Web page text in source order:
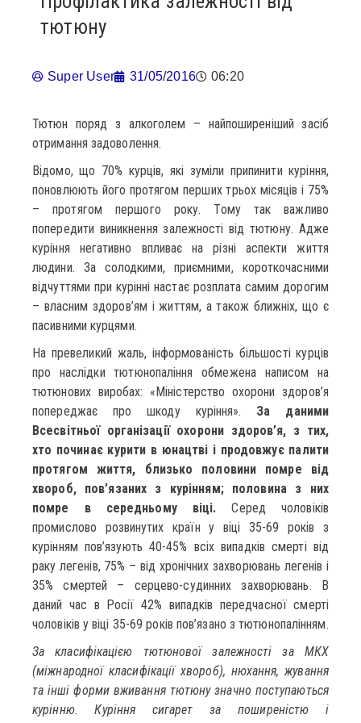
тютюну
Super User 31/05/2016 06:20
Тютюн поряд з алкоголем – найпоширеніший засіб
отримання задоволення.
Відомо, що 70% курців, які зуміли припинити куріння,
поновлюють його протягом перших трьох місяців і 75%
– протягом першого року. Тому так важливо
попередити виникнення залежності від тютюну. Адже
куріння негативно впливає на різні аспекти життя
людини. За солодкими, приємними, короткочасними
відчуттями при курінні настає розплата самим дорогим
– власним здоров’ям і життям, а також ближніх, що є
пасивними курцями.
На превеликий жаль, інформованість більшості курців
про наслідки тютюнопаління обмежена написом на
тютюнових виробах: «Міністерство охорони здоров’я
попереджає про шкоду куріння». За даними
Всесвітньої організації охорони здоров’я, з тих,
хто починає курити в юнацтві і продовжує палити
протягом життя, близько половини помре від
хвороб, пов’язаних з курінням; половина з них
помре в середньому віці. Серед чоловіків
промислово розвинутих країн у віці 35-69 років з
курінням пов’язують 40-45% всіх випадків смерті від
раку легенів, 75% – від хронічних захворювань легенів і
35% смертей – серцево-судинних захворювань. В
даний час в Росії 42% випадків передчасної смерті
чоловіків у віці 35-69 років пов’язано з тютюнопалінням.
За класифікацією тютюнової залежності за МКХ
(міжнародної класифікації хвороб), нюхання, жування
та інші форми вживання тютюну значно поступаються
курінню. Куріння сигарет за поширеністю і